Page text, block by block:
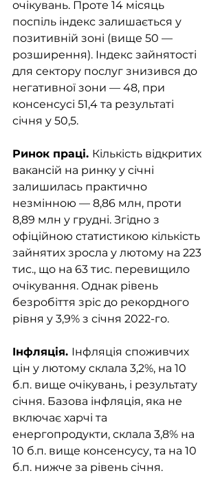
очікувань. Проте 14 місяць
поспіль індекс залишається у
позитивній зоні (вище 50 —
розширення). Індекс зайнятості
для сектору послуг знизився до
негативної зони — 48, при
консенсусі 51,4 та результаті
січня у 50,5.
Ринок праці. Кількість відкритих
вакансій на ринку у січні
залишилась практично
незмінною — 8,86 млн, проти
8,89 млн у грудні. Згідно з
офіційною статистикою кількість
зайнятих зросла у лютому на 223
тис., що на 63 тис. перевищило
очікування. Однак рівень
безробіття зріс до рекордного
рівня у 3,9% з січня 2022-го.
Інфляція. Інфляція споживчих
цін у лютому склала 3,2%, на 10
б.п. вище очікувань, і результату
січня. Базова інфляція, яка не
включає харчі та
енергопродукти, склала 3,8% на
10 б.п. вище консенсусу, та на 10
б.п. нижче за рівень січня.